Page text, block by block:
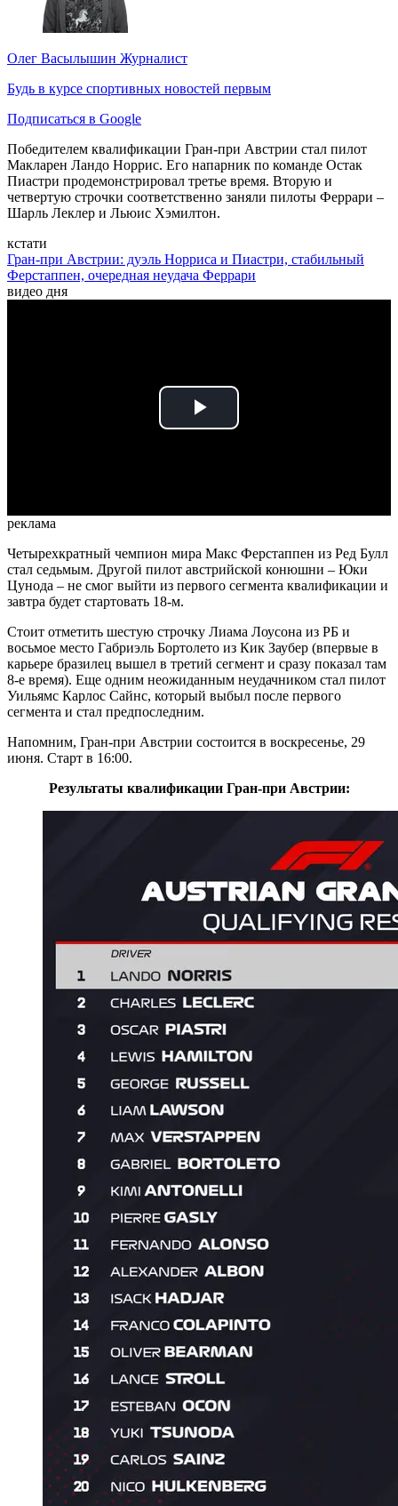
Олег Васылышин Журналист
Будь в курсе спортивных новостей первым
Подписаться в Google
Победителем квалификации Гран-при Австрии стал пилот
Макларен Ландо Норрис. Его напарник по команде Остак
Пиастри продемонстрировал третье время. Вторую и
четвертую строчки соответственно заняли пилоты Феррари –
Шарль Леклер и Льюис Хэмилтон.
кстати
Гран-при Австрии: дуэль Норриса и Пиастри, стабильный
Ферстаппен, очередная неудача Феррари
видео дня
Play
реклама
Четырехкратный чемпион мира Макс Ферстаппен из Ред Булл
стал седьмым. Другой пилот австрийской конюшни – Юки
Цунода – не смог выйти из первого сегмента квалификации и
завтра будет стартовать 18-м.
Стоит отметить шестую строчку Лиама Лоусона из РБ и
восьмое место Габриэль Бортолето из Кик Заубер (впервые в
карьере бразилец вышел в третий сегмент и сразу показал там
8-е время). Еще одним неожиданным неудачником стал пилот
Уильямс Карлос Сайнс, который выбыл после первого
сегмента и стал предпоследним.
Напомним, Гран-при Австрии состоится в воскресенье, 29
июня. Старт в 16:00.
Результаты квалификации Гран-при Австрии: